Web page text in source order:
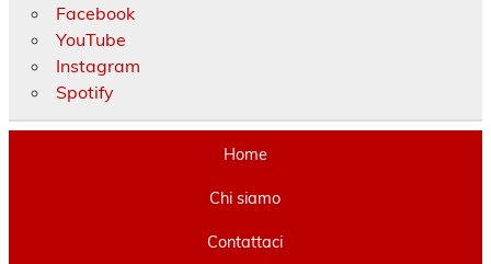
Facebook
YouTube
Instagram
Spotify
Home
Chi siamo
Contattaci